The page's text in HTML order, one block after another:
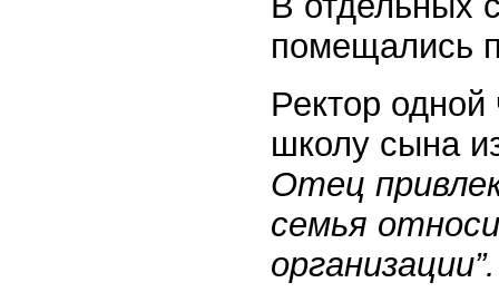
помещались
Ректор
школу сына
Отец
семья
организации”.